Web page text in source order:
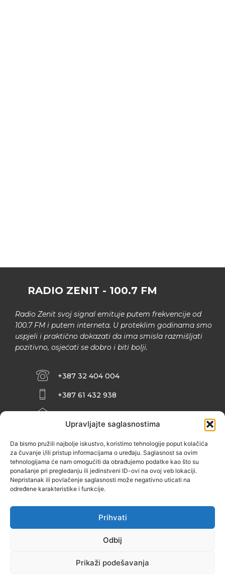
Upravljajte saglasnostima
Da bismo pružili najbolje iskustvo, koristimo tehnologije poput kolačića
za čuvanje i/ili pristup informacijama o uređaju. Saglasnost sa ovim
tehnologijama će nam omogućiti da obrađujemo podatke kao što su
ponašanje pri pregledanju ili jedinstveni ID-ovi na ovoj veb lokaciji.
Nepristanak ili povlačenje saglasnosti može negativno uticati na
određene karakteristike i funkcije.
Prihvati
Odbij
Prikaži podešavanja
RADIO ZENIT - 100.7 FM
Radio Zenit svoj signal emituje putem frekvencije od
100.7 FM i putem interneta. U proteklim godinama smo
uspjeli i praktično dokazati da ima smisla razmišljati
pozitivno, osjećati se dobro i biti bolji.
+387 32 404 004
+387 61 432 938
INFO@ZENIT.BA
ZENIČANKA, 3. SPRAT), 72000 ZENICA